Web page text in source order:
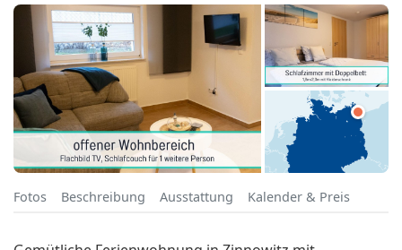
Fotos Beschreibung Ausstattung Kalender & Preis